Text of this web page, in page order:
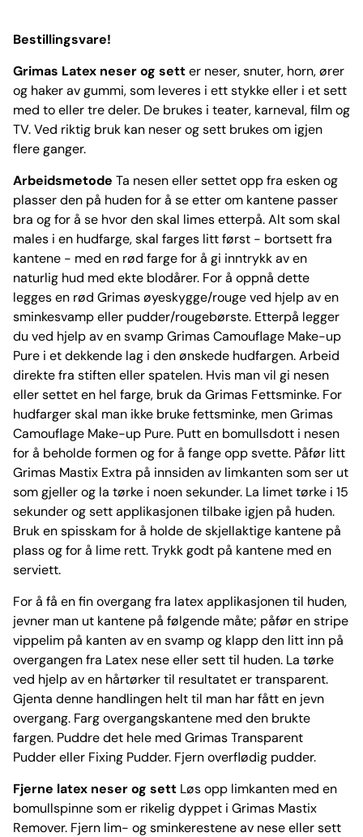
Bestillingsvare!
Grimas Latex neser og setter neser, snuter, horn, ører
og haker av gummi, som leveres i ett stykke eller i et sett
med to eller tre deler. De brukes i teater, karneval, film og
TV. Ved riktig bruk kan neser og sett brukes om igjen
flere ganger.
Arbeidsmetode Ta nesen eller settet opp fra esken og
plasser den på huden for å se etter om kantene passer
bra og for å se hvor den skal limes etterpå. Alt som skal
males i en hudfarge, skal farges litt først - bortsett fra
kantene - med en rød farge for å gi inntrykk av en
naturlig hud med ekte blodårer. For å oppnå dette
legges en rød Grimas øyeskygge/rouge ved hjelp av en
sminkesvamp eller pudder/rougebørste. Etterpå legger
du ved hjelp av en svamp Grimas Camouflage Make-up
Pure i et dekkende lag i den ønskede hudfargen. Arbeid
direkte fra stiften eller spatelen. Hvis man vil gi nesen
eller settet en hel farge, bruk da Grimas Fettsminke. For
hudfarger skal man ikke bruke fettsminke, men Grimas
Camouflage Make-up Pure. Putt en bomullsdott i nesen
for å beholde formen og for å fange opp svette. Påfør litt
Grimas Mastix Extra på innsiden av limkanten som ser ut
som gjeller og la tørke i noen sekunder. La limet tørke i 15
sekunder og sett applikasjonen tilbake igjen på huden.
Bruk en spisskam for å holde de skjellaktige kantene på
plass og for å lime rett. Trykk godt på kantene med en
serviett.
For å få en fin overgang fra latex applikasjonen til huden,
jevner man ut kantene på følgende måte; påfør en stripe
vippelim på kanten av en svamp og klapp den litt inn på
overgangen fra Latex nese eller sett til huden. La tørke
ved hjelp av en hårtørker til resultatet er transparent.
Gjenta denne handlingen helt til man har fått en jevn
overgang. Farg overgangskantene med den brukte
fargen. Puddre det hele med Grimas Transparent
Pudder eller Fixing Pudder. Fjern overflødig pudder.
Fjerne latex neser og sett Løs opp limkanten med en
bomullspinne som er rikelig dyppet i Grimas Mastix
Remover. Fjern lim- og sminkerestene av nese eller sett